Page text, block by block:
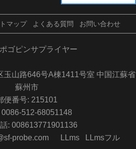
マップ よくある質問 お問い合わせ
ゴピンサプライヤー
玉山路646号A棟1411号室 中国江蘇省
蘇州市
便番号: 215101
0086-512-68051148
: 008613771901136
probe.com
LLms LLmsフル